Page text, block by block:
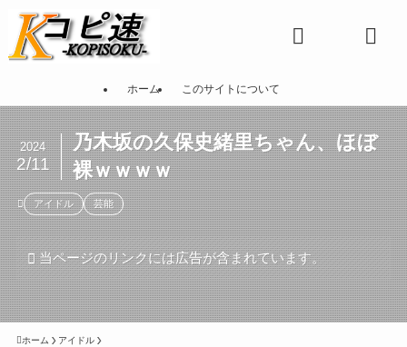
ホーム このサイトについて
乃木坂の久保史緒里ちゃん、ほぼ
裸ｗｗｗｗ
2024
2/11
アイドル 芸能
当ページのリンクには広告が含まれています。
ホーム アイドル